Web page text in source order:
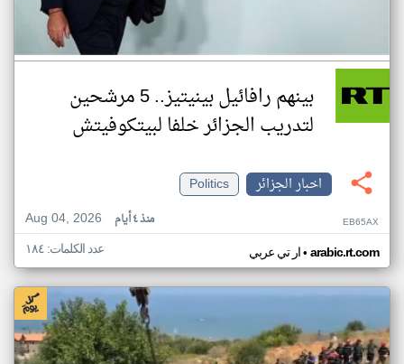
بينهم رافائيل بينيتيز.. 5 مرشحين
لتدريب الجزائر خلفا لبيتكوفيتش
اخبار الجزائر
Politics
Aug 04, 2026
منذ ٤ أيام EB65AX
ار تي عربي• arabic.rt.com عدد الكلمات: ١٨٤